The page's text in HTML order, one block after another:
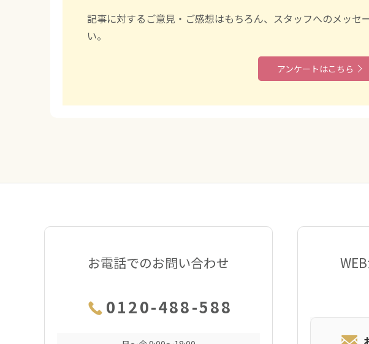
記事に対するご意見・ご感想はもちろん、スタッフへのメッセ
い。
アンケートはこちら
お電話でのお問い合わせ
0120-488-588